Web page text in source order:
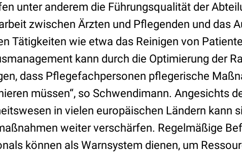
unter anderem die Führungsqualität der
zwischen Ärzten und Pflegenden und das
Tätigkeiten wie etwa das Reinigen von
kann durch die Optimierung der
dass Pflegefachpersonen pflegerische
müssen“, so Schwendimann. Angesichts
in vielen europäischen Ländern kann
weiter verschärfen. Regelmäßige
können als Warnsystem dienen, um